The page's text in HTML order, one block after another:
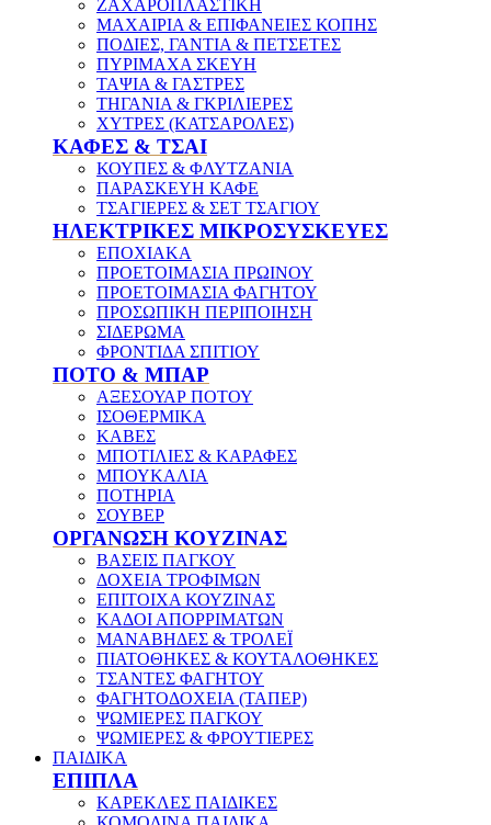
ΖΑΧΑΡΟΠΛΑΣΤΙΚΗ
ΜΑΧΑΙΡΙΑ & ΕΠΙΦΑΝΕΙΕΣ ΚΟΠΗΣ
ΠΟΔΙΕΣ, ΓΑΝΤΙΑ & ΠΕΤΣΕΤΕΣ
ΠΥΡΙΜΑΧΑ ΣΚΕΥΗ
ΤΑΨΙΑ & ΓΑΣΤΡΕΣ
ΤΗΓΑΝΙΑ & ΓΚΡΙΛΙΕΡΕΣ
ΧΥΤΡΕΣ (ΚΑΤΣΑΡΟΛΕΣ)
ΚΑΦΕΣ & ΤΣΑΙ
ΚΟΥΠΕΣ & ΦΛΥΤΖΑΝΙΑ
ΠΑΡΑΣΚΕΥΗ ΚΑΦΕ
ΤΣΑΓΙΕΡΕΣ & ΣΕΤ ΤΣΑΓΙΟΥ
ΗΛΕΚΤΡΙΚΕΣ ΜΙΚΡΟΣΥΣΚΕΥΕΣ
ΕΠΟΧΙΑΚΑ
ΠΡΟΕΤΟΙΜΑΣΙΑ ΠΡΩΙΝΟΥ
ΠΡΟΕΤΟΙΜΑΣΙΑ ΦΑΓΗΤΟΥ
ΠΡΟΣΩΠΙΚΗ ΠΕΡΙΠΟΙΗΣΗ
ΣΙΔΕΡΩΜΑ
ΦΡΟΝΤΙΔΑ ΣΠΙΤΙΟΥ
ΠΟΤΟ & ΜΠΑΡ
ΑΞΕΣΟΥΑΡ ΠΟΤΟΥ
ΙΣΟΘΕΡΜΙΚΑ
ΚΑΒΕΣ
ΜΠΟΤΙΛΙΕΣ & ΚΑΡΑΦΕΣ
ΜΠΟΥΚΑΛΙΑ
ΠΟΤΗΡΙΑ
ΣΟΥΒΕΡ
ΟΡΓΑΝΩΣΗ ΚΟΥΖΙΝΑΣ
ΒΑΣΕΙΣ ΠΑΓΚΟΥ
ΔΟΧΕΙΑ ΤΡΟΦΙΜΩΝ
ΕΠΙΤΟΙΧΑ ΚΟΥΖΙΝΑΣ
ΚΑΔΟΙ ΑΠΟΡΡΙΜΑΤΩΝ
ΜΑΝΑΒΗΔΕΣ & ΤΡΟΛΕΪ
ΠΙΑΤΟΘΗΚΕΣ & ΚΟΥΤΑΛΟΘΗΚΕΣ
ΤΣΑΝΤΕΣ ΦΑΓΗΤΟΥ
ΦΑΓΗΤΟΔΟΧΕΙΑ (ΤΑΠΕΡ)
ΨΩΜΙΕΡΕΣ ΠΑΓΚΟΥ
ΨΩΜΙΕΡΕΣ & ΦΡΟΥΤΙΕΡΕΣ
ΠΑΙΔΙΚΑ
ΕΠΙΠΛΑ
ΚΑΡΕΚΛΕΣ ΠΑΙΔΙΚΕΣ